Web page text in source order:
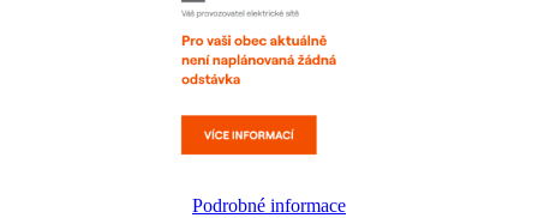
Podrobné informace